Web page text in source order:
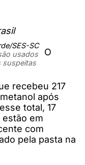
SES-SC
usados
suspeitas
O
recebeu 217
após
total, 17
em
com
pela pasta na